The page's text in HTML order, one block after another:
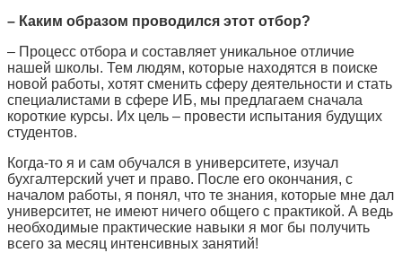
– Каким образом проводился этот отбор?
– Процесс отбора и составляет уникальное отличие
нашей школы. Тем людям, которые находятся в поиске
новой работы, хотят сменить сферу деятельности и стать
специалистами в сфере ИБ, мы предлагаем сначала
короткие курсы. Их цель – провести испытания будущих
студентов.
Когда-то я и сам обучался в университете, изучал
бухгалтерский учет и право. После его окончания, с
началом работы, я понял, что те знания, которые мне дал
университет, не имеют ничего общего с практикой. А ведь
необходимые практические навыки я мог бы получить
всего за месяц интенсивных занятий!